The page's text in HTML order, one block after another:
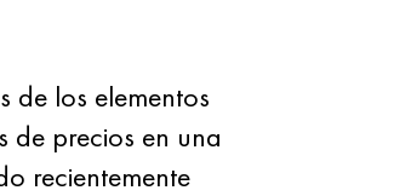
de los elementos
de precios en una
recientemente